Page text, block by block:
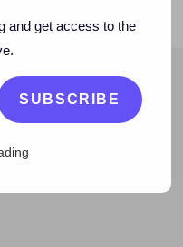
Viitorul
and get access to the
SUBSCRIBE